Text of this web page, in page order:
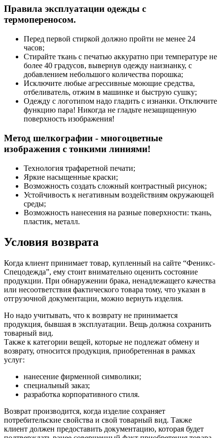
Правила эксплуатации одежды с
термопереносом.
Перед первой стиркой должно пройти не менее 24
часов;
Стирайте ткань с печатью аккуратно при температуре не
более 40 градусов, вывернув одежду наизнанку, с
добавлением небольшого количества порошка;
Исключите любые агрессивные моющие средства,
отбеливатель, отжим в машинке и быструю сушку;
Одежду с логотипом надо гладить с изнанки. Отключите
функцию пара! Никогда не гладьте незащищенную
поверхность изображения!
Метод шелкографии - многоцветные
изображения с тонкими линиями!
Технология трафаретной печати;
Яркие насыщенные краски;
Возможность создать сложный контрастный рисунок;
Устойчивость к негативным воздействиям окружающей
среды;
Возможность нанесения на разные поверхности: ткань,
пластик, металл.
Условия возврата
Когда клиент принимает товар, купленный на сайте “Феникс-
Спецодежда”, ему стоит внимательно оценить состояние
продукции. При обнаружении брака, ненадлежащего качества
или несоответствия фактического товара тому, что указан в
отгрузочной документации, можно вернуть изделия.
Но надо учитывать, что к возврату не принимается
продукция, бывшая в эксплуатации. Вещь должна сохранить
товарный вид.
Также к категории вещей, которые не подлежат обмену и
возврату, относится продукция, приобретенная в рамках
услуг:
нанесение фирменной символики;
специальный заказ;
разработка корпоративного стиля.
Возврат производится, когда изделие сохраняет
потребительские свойства и свой товарный вид. Также
клиент должен предоставить документацию, которая будет